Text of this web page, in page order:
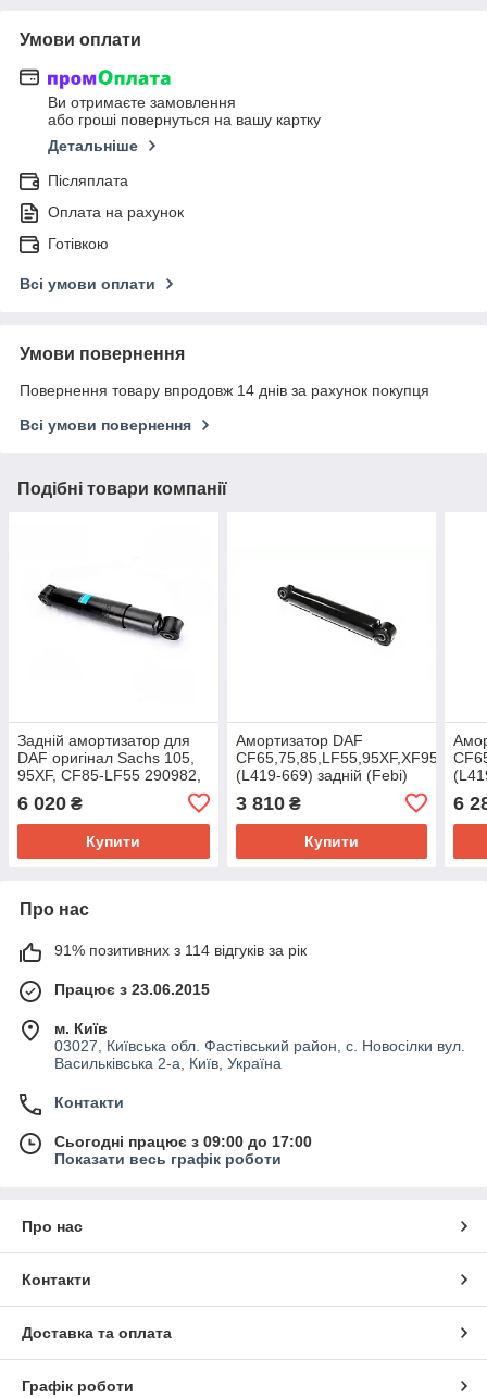
Умови оплати
Ви отримаєте замовлення
або гроші повернуться на вашу картку
Детальніше
Післяплата
Оплата на рахунок
Готівкою
Всі умови оплати
Умови повернення
Повернення товару впродовж 14 днів за рахунок покупця
Всі умови повернення
Подібні товари компанії
Задній амортизатор для
DAF оригінал Sachs 105,
95XF, CF85-LF55 290982,
підвіски
6 020 ₴
Купити
Амортизатор DAF
CF65,75,85,LF55,95XF,XF95,105
(L419-669) задній (Febi)
3 810₴
Купити
6
Про нас
91% позитивних з 114 відгуків за рік
Працює з 23.06.2015
м. Київ
03027, Київська обл. Фастівський район, с. Новосілки вул.
Васильківська 2-а, Київ, Україна
Контакти
Сьогодні працює з 09:00 до 17:00
Показати весь графік роботи
Про нас
Контакти
Доставка та оплата
Графік роботи